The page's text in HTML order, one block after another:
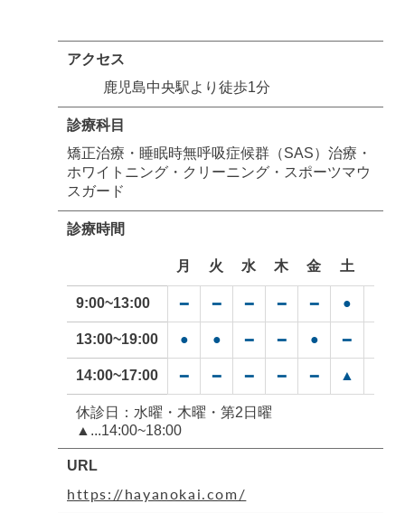
アクセス
鹿児島中央駅より徒歩1分
診療科目
矯正治療・睡眠時無呼吸症候群（SAS）治療・
ホワイトニング・クリーニング・スポーツマウ
スガード
診療時間
月 火 水 木 金 土
9:00~13:00 ━ ━ ━ ━ ━ ●
13:00~19:00 ● ● ━ ━ ● ━
14:00~17:00 ━ ━ ━ ━ ━ ▲
休診日：水曜・木曜・第2日曜
▲...14:00~18:00
URL
https://hayanokai.com/